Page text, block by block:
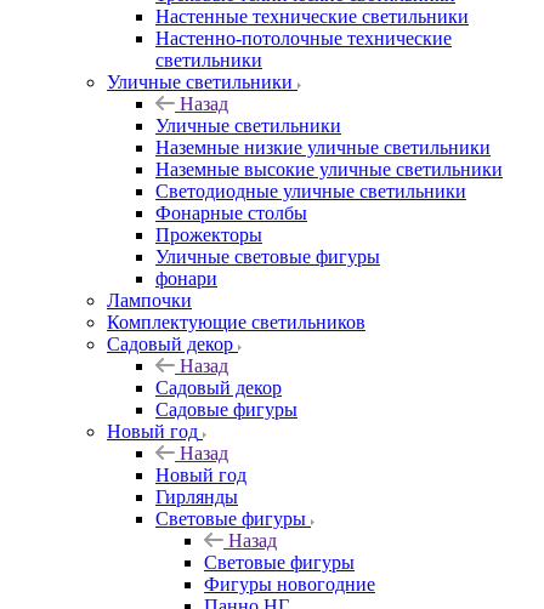
Настенные технические светильники
Настенно-потолочные технические
светильники
Уличные светильники
Назад
Уличные светильники
Наземные низкие уличные светильники
Наземные высокие уличные светильники
Светодиодные уличные светильники
Фонарные столбы
Прожекторы
Уличные световые фигуры
фонари
Лампочки
Комплектующие светильников
Садовый декор
Назад
Садовый декор
Садовые фигуры
Новый год
Назад
Новый год
Гирлянды
Световые фигуры
Назад
Световые фигуры
Фигуры новогодние